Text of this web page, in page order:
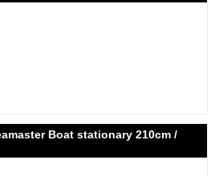
Boat stationary 210cm /